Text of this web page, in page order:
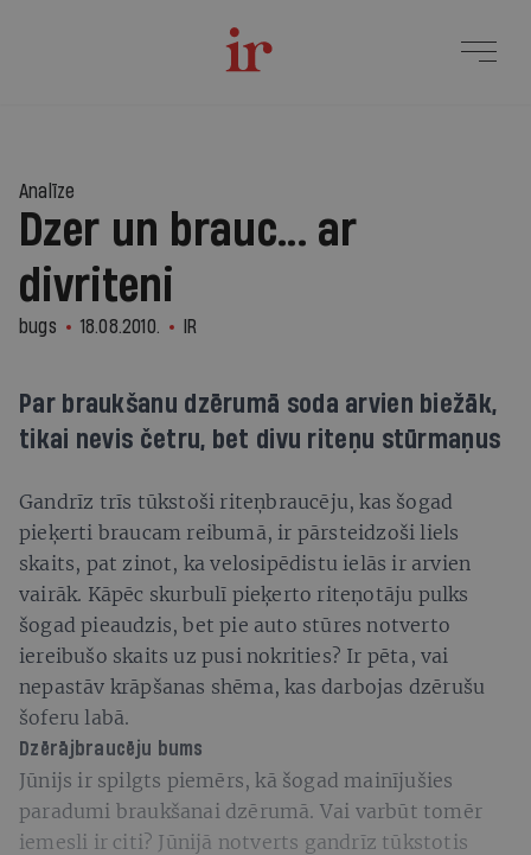
Analīze
Dzer un brauc... ar
divriteni
bugs 18.08.2010. IR
Par braukšanu dzērumā soda arvien biežāk,
tikai nevis četru, bet divu riteņu stūrmaņus
Gandrīz trīs tūkstoši riteņbraucēju, kas šogad
pieķerti braucam reibumā, ir pārsteidzoši liels
skaits, pat zinot, ka velosipēdistu ielās ir arvien
vairāk. Kāpēc skurbulī pieķerto riteņotāju pulks
šogad pieaudzis, bet pie auto stūres notverto
iereibušo skaits uz pusi nokrities? Ir pēta, vai
nepastāv krāpšanas shēma, kas darbojas dzērušu
šoferu labā.
Dzērājbraucēju bums
Jūnijs ir spilgts piemērs, kā šogad mainījušies
paradumi braukšanai dzērumā. Vai varbūt tomēr
iemesli ir citi? Jūnijā notverts gandrīz tūkstotis